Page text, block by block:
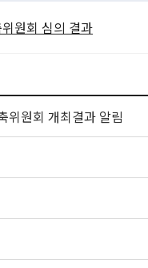
원회 심의 결과
위원회 개최결과 알림